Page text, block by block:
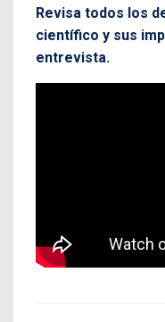
Revisa todos los
científico y sus
entrevista.